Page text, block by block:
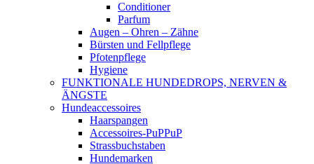
Conditioner
Parfum
Augen – Ohren – Zähne
Bürsten und Fellpflege
Pfotenpflege
Hygiene
FUNKTIONALE HUNDEDROPS, NERVEN &
ÄNGSTE
Hundeaccessoires
Haarspangen
Accessoires-PuPPuP
Strassbuchstaben
Hundemarken